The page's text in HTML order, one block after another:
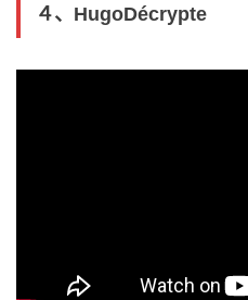
４、HugoDécrypte